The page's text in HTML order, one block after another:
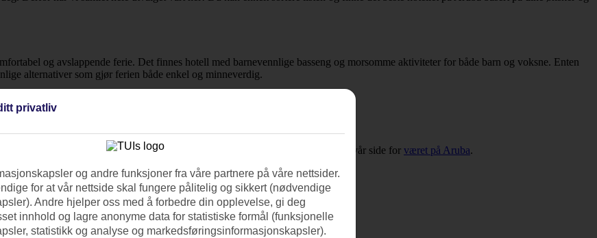
og avslappende ferie. Det finnes hotell med barnevennlige basseng og morsomme aktiviteter for både barn og voksne. Enten
alternativer som gjør ferien både enkel og minneverdig.
til høyeste pris på datoene du er interessert i.
restplasser til Aruba. Lurer du på hvordan været blir i ferien, kan du se vår side for været på Aruba.
privatliv
og andre funksjoner fra våre partnere på våre nettsider.
for at vår nettside skal fungere pålitelig og sikkert (nødvendige
Andre hjelper oss med å forbedre din opplevelse, gi deg
innhold og lagre anonyme data for statistiske formål (funksjonelle
statistikk og analyse og markedsføringsinformasjonskapsler).